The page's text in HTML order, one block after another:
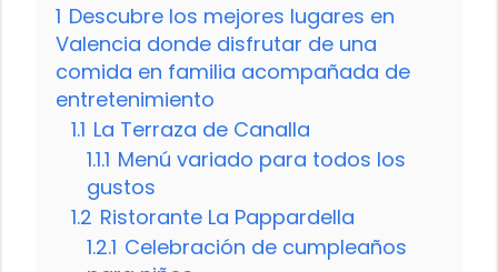
1 Descubre los mejores lugares en
Valencia donde disfrutar de una
comida en familia acompañada de
entretenimiento
1.1 La Terraza de Canalla
1.1.1 Menú variado para todos los
gustos
1.2 Ristorante La Pappardella
1.2.1 Celebración de cumpleaños